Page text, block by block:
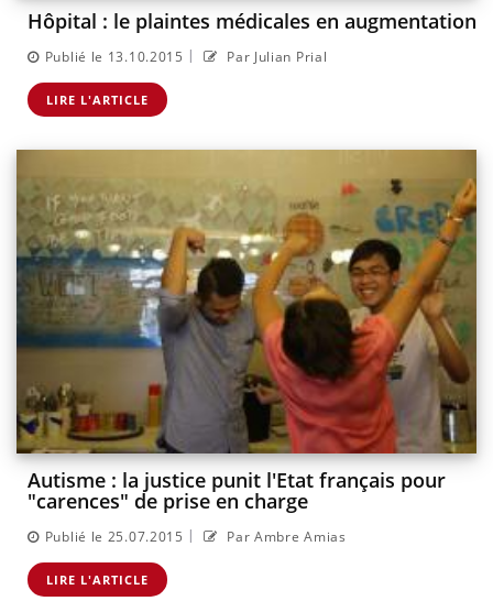
Hôpital : le plaintes médicales en augmentation
Publié le 13.10.2015 | Par Julian Prial
LIRE L'ARTICLE
Autisme : la justice punit l'Etat français pour
"carences" de prise en charge
Publié le 25.07.2015 | Par Ambre Amias
LIRE L'ARTICLE